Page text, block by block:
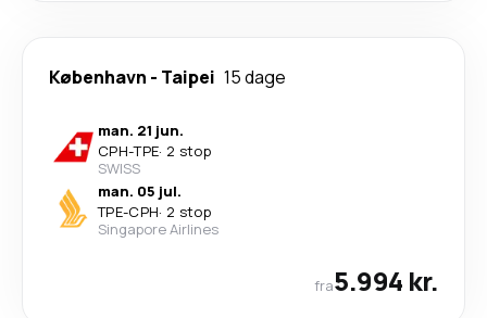
København - Taipei 15 dage
man. 21 jun.
CPH-TPE· 2 stop
SWISS
man. 05 jul.
TPE-CPH· 2 stop
Singapore Airlines
fra5.994 kr.